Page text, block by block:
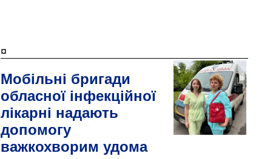
¤
Мобільні бригади
обласної інфекційної
лікарні надають
допомогу
важкохворим удома